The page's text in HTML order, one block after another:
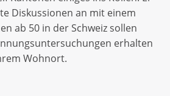
Diskussionen an mit einem
ab 50 in der Schweiz sollen
erhalten
Wohnort.